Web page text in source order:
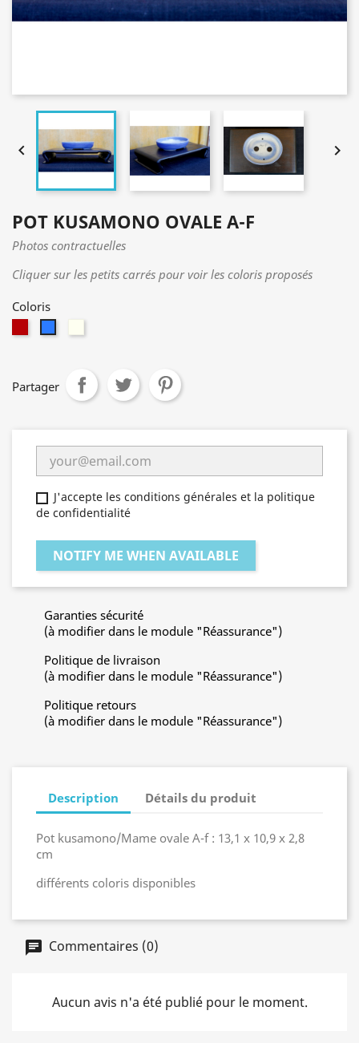
 
POT KUSAMONO OVALE A-F
Photos contractuelles
Cliquer sur les petits carrés pour voir les coloris proposés
Coloris
Partager
J'accepte les conditions générales et la politique
de confidentialité
NOTIFY ME WHEN AVAILABLE
Garanties sécurité
(à modifier dans le module "Réassurance")
Politique de livraison
(à modifier dans le module "Réassurance")
Politique retours
(à modifier dans le module "Réassurance")
Description Détails du produit
Pot kusamono/Mame ovale A-f : 13,1 x 10,9 x 2,8
cm
différents coloris disponibles
Commentaires (0)
Aucun avis n'a été publié pour le moment.